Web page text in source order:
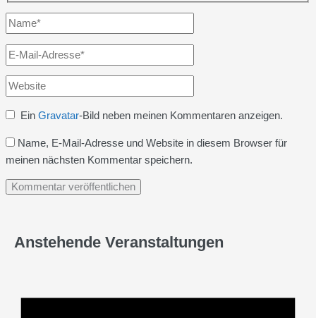
Name*
E-
Mail-
Adresse*
Website
Ein Gravatar-Bild neben meinen Kommentaren anzeigen.
Name, E-Mail-Adresse und Website in diesem Browser für
meinen nächsten Kommentar speichern.
Anstehende Veranstaltungen